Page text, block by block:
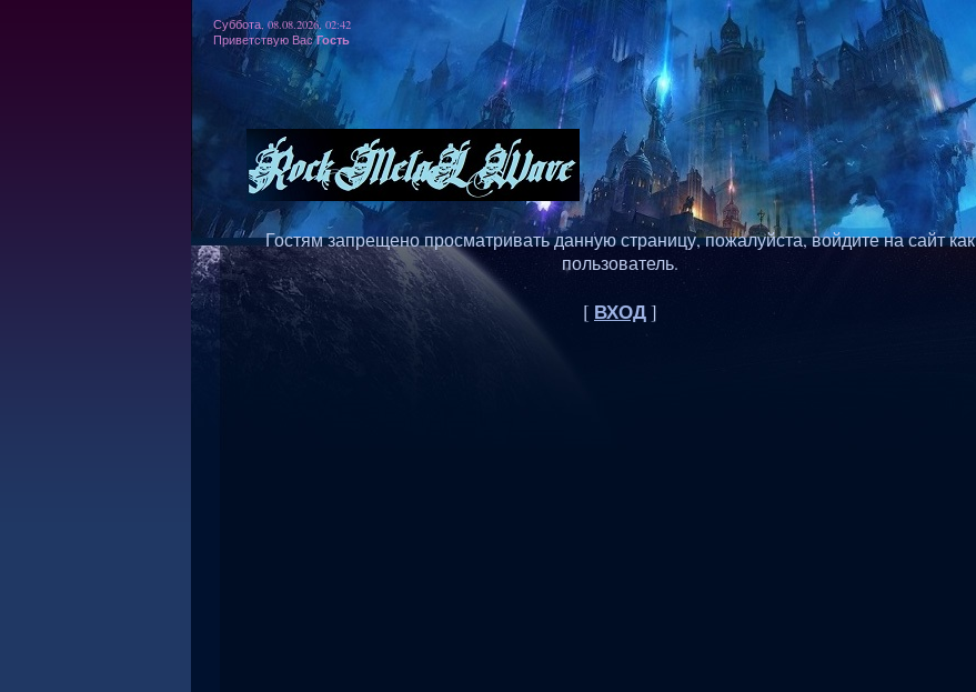
Суббота, 08.08.2026, 02:42
Приветствую Вас Гость
Гостям запрещено просматривать данную страницу, пожалуйста, войдите на сайт как
пользователь.
[ ВХОД]